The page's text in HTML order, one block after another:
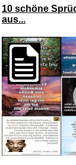
10 schöne
aus...